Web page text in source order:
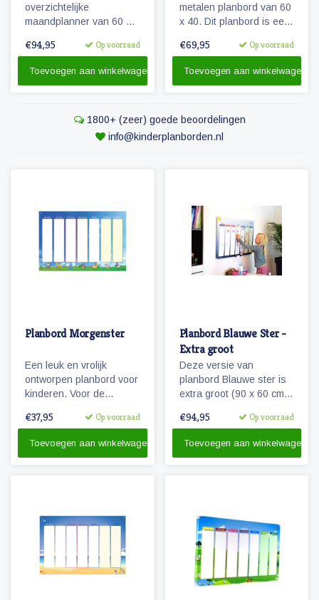
overzichtelijke
maandplanner van 60 x
flexibel in te delen. Te
voor het gezin en/of voor
€94,95 Op voorraad
Toevoegen aan winkelwagen
metalen planbord van 60
x 40. Dit planbord is een
weekplanner voor de al
€69,95 Op voorraad
Toevoegen aan winkelwagen
1800+ (zeer) goede beoordelingen
info@kinderplanborden.nl
Planbord Morgenster
Een leuk en vrolijk
ontworpen planbord voor
kinderen. Voor de
de dagen herkenbaar
leuke afbeeldingen van
€37,95 Op voorraad
Toevoegen aan winkelwagen
Planbord Blauwe Ster -
Extra groot
Deze versie van
planbord Blauwe ster is
extra groot (90 x 60 cm)
familieplanbord. Het bord
week, is beschrijfbaar
€94,95 Op voorraad
Toevoegen aan winkelwagen